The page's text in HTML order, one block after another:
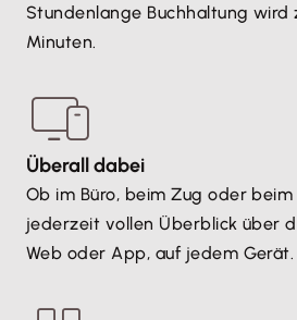
Stundenlange Buchhaltung wird
Minuten.
Überall dabei
Ob im Büro, beim Zug oder
jederzeit vollen Überblick über
Web oder App, auf jedem Gerät.